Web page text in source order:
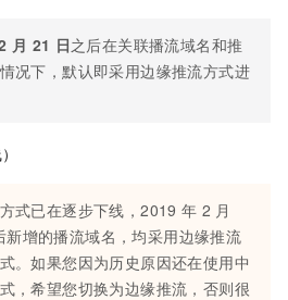
月 21 日之后在关联播流域名和推
况下，默认即采用边缘推流方式进
式已在逐步下线，2019 年 2 月
新增的播流域名，均采用边缘推流
。如果您因为历史原因还在使用中
，希望您切换为边缘推流，否则很